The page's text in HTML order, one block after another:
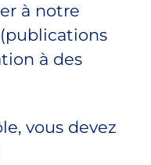
à notre
à des
vous devez